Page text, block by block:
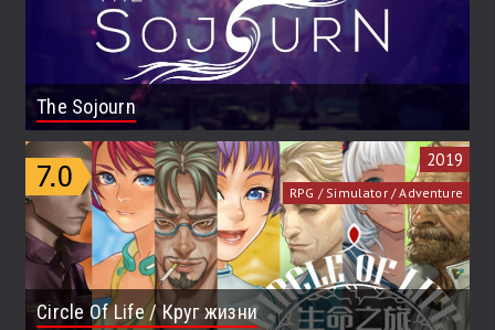
The Sojourn
Circle Of Life / Круг жизни
2019
RPG / Simulator / Adventure